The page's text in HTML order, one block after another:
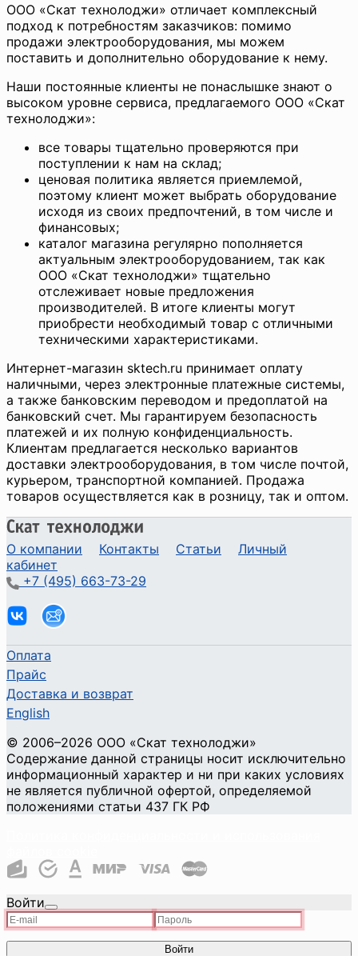
ООО «Скат технолоджи» отличает комплексный
подход к потребностям заказчиков: помимо
продажи электрооборудования, мы можем
поставить и дополнительно оборудование к нему.
Наши постоянные клиенты не понаслышке знают о
высоком уровне сервиса, предлагаемого ООО «Скат
технолоджи»:
все товары тщательно проверяются при
поступлении к нам на склад;
ценовая политика является приемлемой,
поэтому клиент может выбрать оборудование
исходя из своих предпочтений, в том числе и
финансовых;
каталог магазина регулярно пополняется
актуальным электрооборудованием, так как
ООО «Скат технолоджи» тщательно
отслеживает новые предложения
производителей. В итоге клиенты могут
приобрести необходимый товар с отличными
техническими характеристиками.
Интернет-магазин sktech.ru принимает оплату
наличными, через электронные платежные системы,
а также банковским переводом и предоплатой на
банковский счет. Мы гарантируем безопасность
платежей и их полную конфиденциальность.
Клиентам предлагается несколько вариантов
доставки электрооборудования, в том числе почтой,
курьером, транспортной компанией. Продажа
товаров осуществляется как в розницу, так и оптом.
О компании Контакты Статьи
Личный
кабинет
+7 (495) 663-73-29
Оплата
Прайс
Доставка и возврат
English
© 2006–2026 ООО «Скат технолоджи»
Содержание данной страницы носит исключительно
информационный характер и ни при каких условиях
не является публичной офертой, определяемой
положениями статьи 437 ГК РФ
Войти
Войти